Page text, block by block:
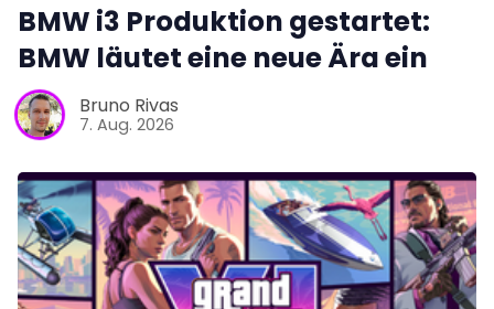
BMW i3 Produktion gestartet:
BMW läutet eine neue Ära ein
Bruno Rivas
7. Aug. 2026